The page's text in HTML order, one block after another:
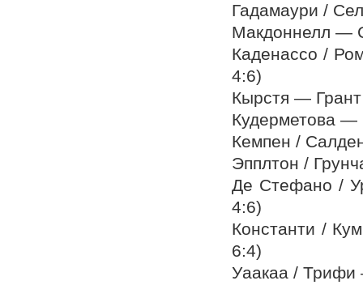
Гадамаури /
Макдоннелл —
Каденассо /
4:6)
Кырстя —
Кудерметова —
Кемпен /
Эпплтон /
Де Стефано /
4:6)
Константи /
6:4)
Уаакаа / Трифи